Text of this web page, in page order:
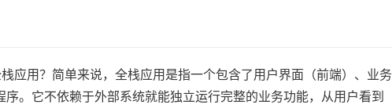
应用？简单来说，全栈应用是指一个包含了用户界面（前端）、业务
。它不依赖于外部系统就能独立运行完整的业务功能，从用户看到